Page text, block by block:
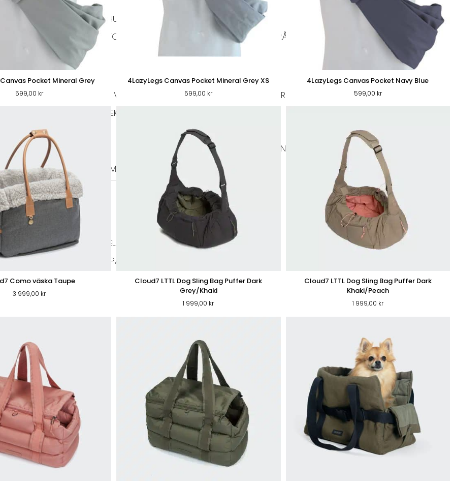
HUNDTUGG
HUNDTUGG NORDISKT
HUNDFODER
TORRFODER
FÄRSKFODER & RÅFÖDA
JACKOR VINTHUNDSMODELL
ÖVRIGA HUNDKLÄDER
IGLOOS
HUNDLEKSAKER
MATPLATS
SKÅLAR
KERAMIK
MELAMIN MATPUSSEL ÖVRIGA SKÅLAR
UNDERLÄGG
& SKVÄTTSKYDD
KATTGODIS SELAR & HALSBAND LEKSAKER
PÄLSVÅRD
Pocket Mineral Grey
599,00 kr
4LazyLegs Canvas Pocket Mineral Grey XS
599,00 kr
4LazyLegs Canvas Pocket Navy Blue
599,00 kr
Como väska Taupe
3 999,00 kr
Cloud7 LTTL Dog Sling Bag Puffer Dark
Grey/Khaki
1 999,00 kr
Cloud7 LTTL Dog Sling Bag Puffer Dark
Khaki/Peach
1 999,00 kr